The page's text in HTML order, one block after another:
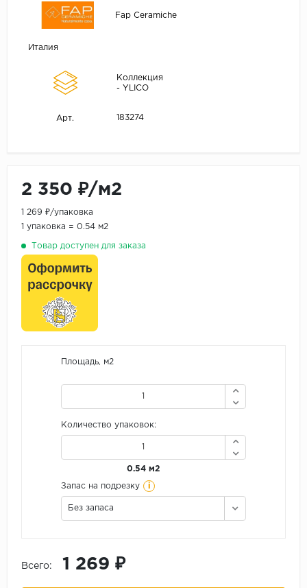
Fap Ceramiche
Италия
Коллекция
- YLICO
Арт. 183274
2 350 ₽/м2
1 269 ₽/упаковка
1 упаковка = 0.54 м2
Товар доступен для заказа
Площадь, м2
Количество упаковок:
0.54 м2
Запас на подрезку i
Без запаса
Всего: 1 269 ₽